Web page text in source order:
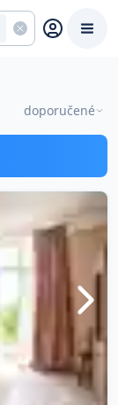
doporučené